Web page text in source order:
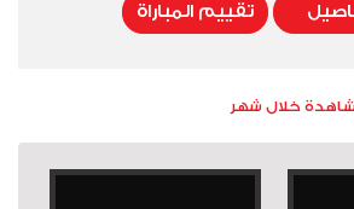
تقييم المباراة
خلال شهر